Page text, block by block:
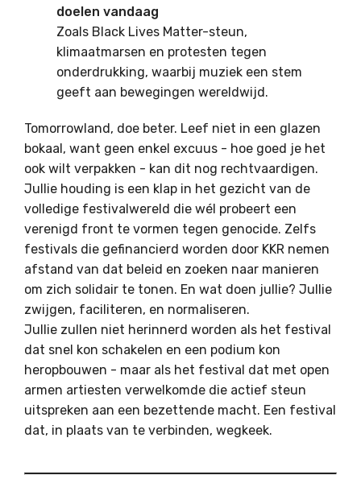
doelen vandaag
Zoals Black Lives Matter-steun,
klimaatmarsen en protesten tegen
onderdrukking, waarbij muziek een stem
geeft aan bewegingen wereldwijd.
Tomorrowland, doe beter. Leef niet in een glazen
bokaal, want geen enkel excuus - hoe goed je het
ook wilt verpakken - kan dit nog rechtvaardigen.
Jullie houding is een klap in het gezicht van de
volledige festivalwereld die wél probeert een
verenigd front te vormen tegen genocide. Zelfs
festivals die gefinancierd worden door KKR nemen
afstand van dat beleid en zoeken naar manieren
om zich solidair te tonen. En wat doen jullie? Jullie
zwijgen, faciliteren, en normaliseren.
Jullie zullen niet herinnerd worden als het festival
dat snel kon schakelen en een podium kon
heropbouwen - maar als het festival dat met open
armen artiesten verwelkomde die actief steun
uitspreken aan een bezettende macht. Een festival
dat, in plaats van te verbinden, wegkeek.